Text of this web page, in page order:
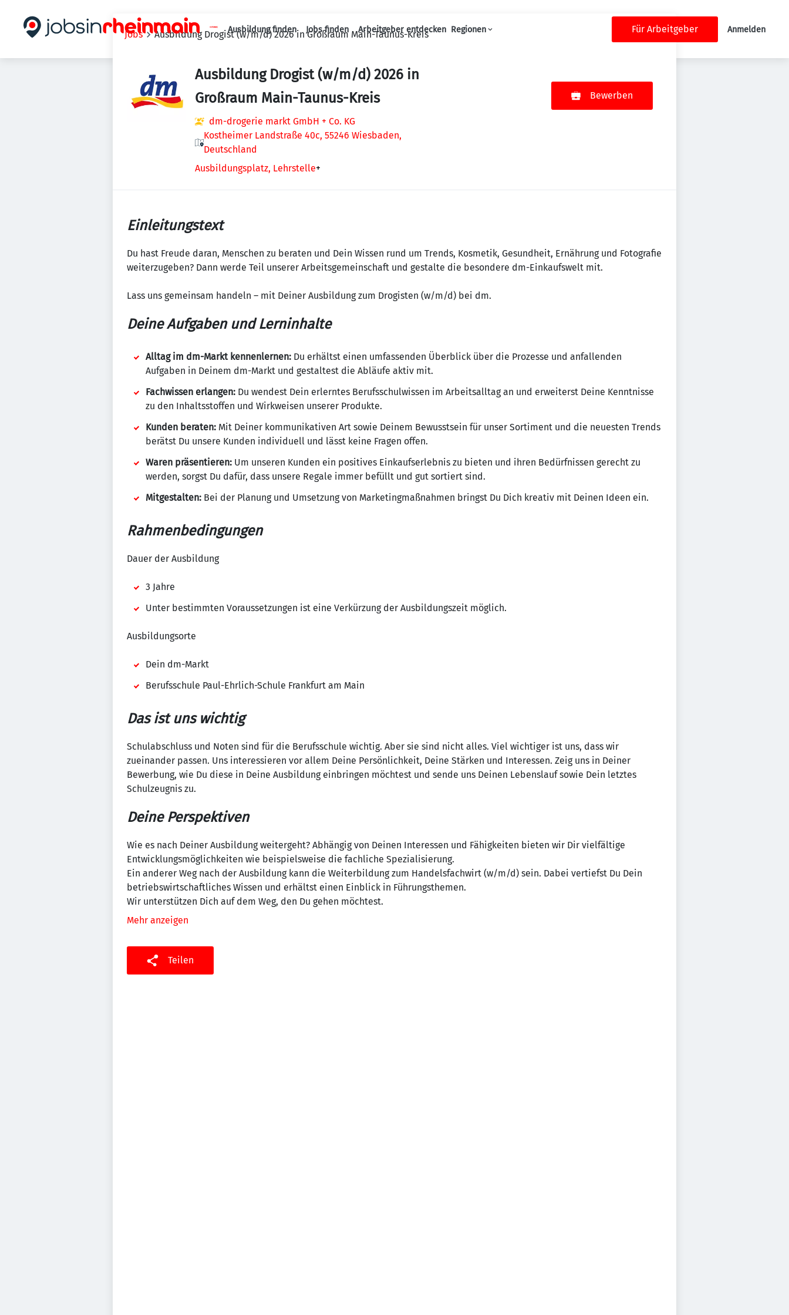
Haupt-Navigation
Ausbildung finden Jobs finden Arbeitgeber entdecken Regionen Für Arbeitgeber Anmelden
Jobs Ausbildung Drogist (w/m/d) 2026 in Großraum Main-Taunus-Kreis
Ausbildung Drogist (w/m/d) 2026 in
Großraum Main-Taunus-Kreis
dm-drogerie markt GmbH + Co. KG
Kostheimer Landstraße 40c, 55246 Wiesbaden,
Deutschland
Ausbildungsplatz, Lehrstelle+
Bewerben
Einleitungstext
Du hast Freude daran, Menschen zu beraten und Dein Wissen rund um Trends, Kosmetik, Gesundheit, Ernährung und Fotografie
weiterzugeben? Dann werde Teil unserer Arbeitsgemeinschaft und gestalte die besondere dm-Einkaufswelt mit.
Lass uns gemeinsam handeln – mit Deiner Ausbildung zum Drogisten (w/m/d) bei dm.
Deine Aufgaben und Lerninhalte
Alltag im dm-Markt kennenlernen: Du erhältst einen umfassenden Überblick über die Prozesse und anfallenden
Aufgaben in Deinem dm-Markt und gestaltest die Abläufe aktiv mit.
Fachwissen erlangen: Du wendest Dein erlerntes Berufsschulwissen im Arbeitsalltag an und erweiterst Deine Kenntnisse
zu den Inhaltsstoffen und Wirkweisen unserer Produkte.
Kunden beraten: Mit Deiner kommunikativen Art sowie Deinem Bewusstsein für unser Sortiment und die neuesten Trends
berätst Du unsere Kunden individuell und lässt keine Fragen offen.
Waren präsentieren: Um unseren Kunden ein positives Einkaufserlebnis zu bieten und ihren Bedürfnissen gerecht zu
werden, sorgst Du dafür, dass unsere Regale immer befüllt und gut sortiert sind.
Mitgestalten: Bei der Planung und Umsetzung von Marketingmaßnahmen bringst Du Dich kreativ mit Deinen Ideen ein.
Rahmenbedingungen
Dauer der Ausbildung
3 Jahre
Unter bestimmten Voraussetzungen ist eine Verkürzung der Ausbildungszeit möglich.
Ausbildungsorte
Dein dm-Markt
Berufsschule Paul-Ehrlich-Schule Frankfurt am Main
Das ist uns wichtig
Schulabschluss und Noten sind für die Berufsschule wichtig. Aber sie sind nicht alles. Viel wichtiger ist uns, dass wir
zueinander passen. Uns interessieren vor allem Deine Persönlichkeit, Deine Stärken und Interessen. Zeig uns in Deiner
Bewerbung, wie Du diese in Deine Ausbildung einbringen möchtest und sende uns Deinen Lebenslauf sowie Dein letztes
Schulzeugnis zu.
Deine Perspektiven
Wie es nach Deiner Ausbildung weitergeht? Abhängig von Deinen Interessen und Fähigkeiten bieten wir Dir vielfältige
Entwicklungsmöglichkeiten wie beispielsweise die fachliche Spezialisierung.
Ein anderer Weg nach der Ausbildung kann die Weiterbildung zum Handelsfachwirt (w/m/d) sein. Dabei vertiefst Du Dein
betriebswirtschaftliches Wissen und erhältst einen Einblick in Führungsthemen.
Wir unterstützen Dich auf dem Weg, den Du gehen möchtest.
Mehr anzeigen
Teilen